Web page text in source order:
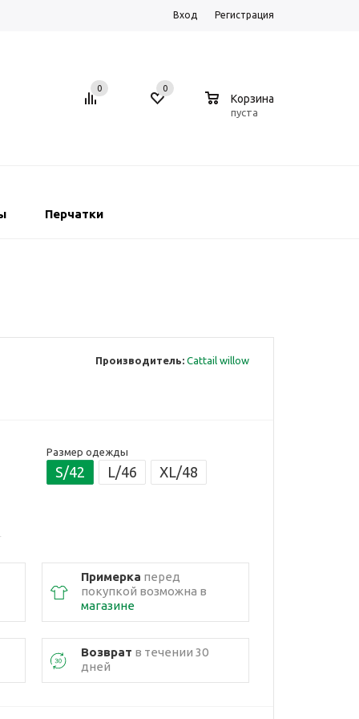
Вход Регистрация
0 0
Корзина
пуста
Перчатки
Производитель: Cattail willow
Размер одежды
S/42 L/46 XL/48
Примерка перед
покупкой возможна в
магазине
Возврат в течении 30
дней